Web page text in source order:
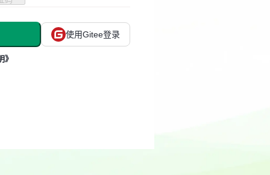
使用Gitee登录
》